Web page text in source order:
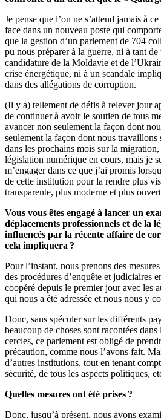
Je pense que l’on ne s’attend jamais à
face dans un nouveau poste qui
que la gestion d’un parlement de 704
pu nous préparer à la guerre, ni à tant
candidature de la Moldavie et de
crise énergétique, ni à un scandale
dans des allégations de corruption.
(Il y a) tellement de défis à relever jour
de continuer à avoir le soutien de tous
avancer non seulement la façon dont
seulement la façon dont nous
dans les prochains mois sur la
législation numérique en cours, mais je
m’engager dans ce que j’ai promis
de cette institution pour la rendre plus
transparente, plus moderne et plus
Vous vous êtes engagé à lancer un
déplacements professionnels et de la
influencés par la récente affaire de
cela impliquera ?
Pour l’instant, nous prenons des
des procédures d’enquête et judiciaires
coopéré depuis le premier jour avec les
qui nous a été adressée et nous nous y
Donc, sans spéculer sur les différents
beaucoup de choses sont racontées
cercles, ce parlement est obligé de
précaution, comme nous l’avons fait.
d’autres institutions, tout en tenant
sécurité, de tous les aspects politiques,
Quelles mesures ont été prises ?
Donc, jusqu’à présent, nous avons